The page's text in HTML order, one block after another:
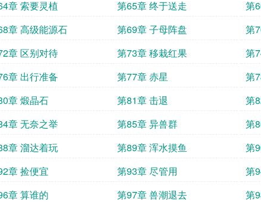
章 索要灵植
第65章 终于送走 第
章 高级能源石
第69章 子母阵盘 第
章 区别对待
第73章 移栽红果 第
章 出行准备
第77章 赤星 第
章 煅晶石
第81章 击退 第
章 无奈之举
第85章 异兽群 第
章 溜达着玩
第89章 浑水摸鱼 第
章 捡便宜
第93章 尽管用 第
章 算谁的
第97章 兽潮退去 第